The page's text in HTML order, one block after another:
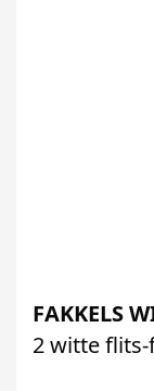
FAKKELS
2 witte